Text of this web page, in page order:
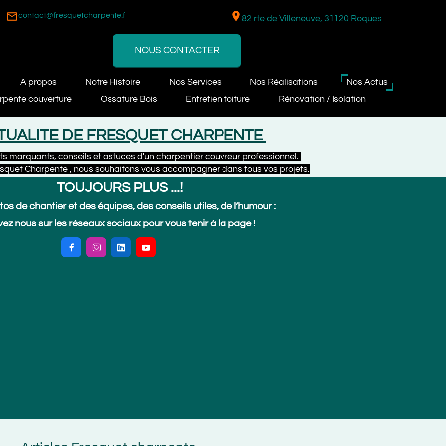
Notre Histoire Nos Services Nos Réalisations Nos Actus
NOUS CONTACTER
82 rte de Villeneuve, 31120 Roques
Ossature Bois Entretien toiture Rénovation / Isolation
DE FRESQUET CHARPENTE
conseils et astuces d'un charpentier couvreur professionnel.
, nous souhaitons vous accompagner dans tous vos projets.
TOUJOURS PLUS ...!
et des équipes, des conseils utiles, de l’humour :
sur les réseaux sociaux pour vous tenir à la page !